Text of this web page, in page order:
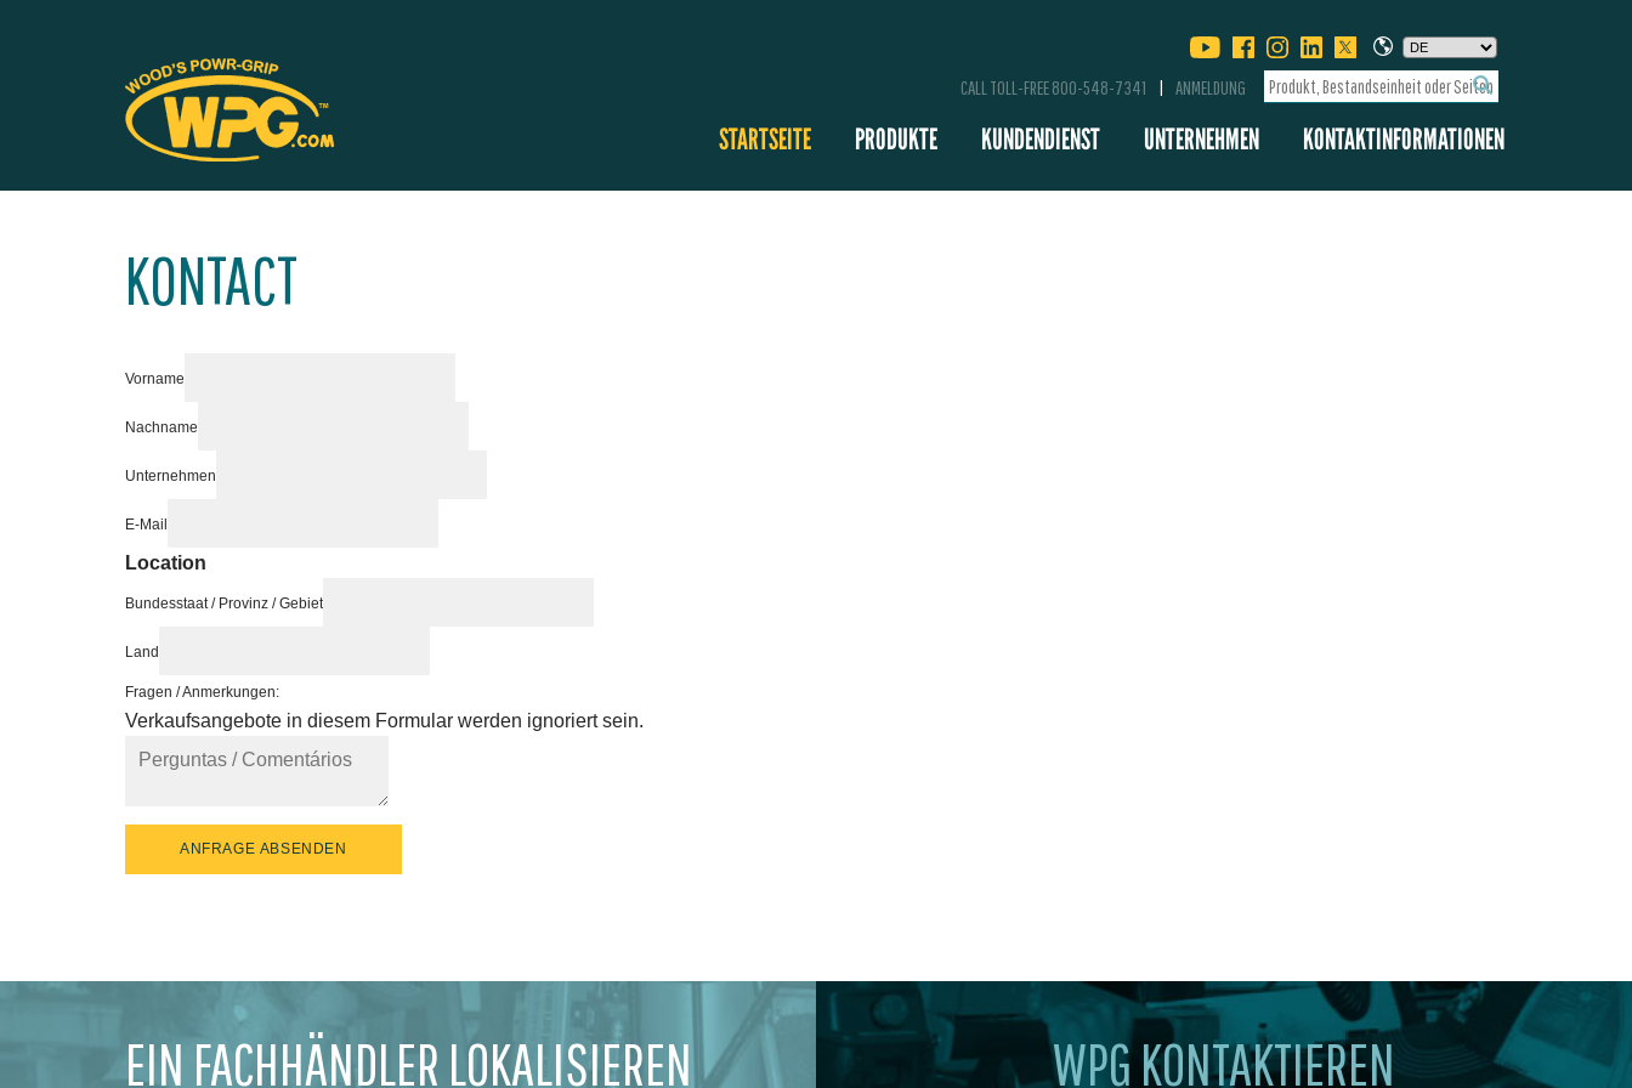
CALL TOLL-FREE 800-548-7341 ANMELDUNG
STARTSEITE PRODUKTE KUNDENDIENST UNTERNEHMEN KONTAKTINFORMATIONEN
KONTACT
Vorname
Nachname
Unternehmen
E-Mail
Location
Bundesstaat / Provinz / Gebiet
Land
Fragen / Anmerkungen:
Verkaufsangebote in diesem Formular werden ignoriert sein.
ANFRAGE ABSENDEN
EIN FACHHÄNDLER LOKALISIEREN WPG KONTAKTIEREN